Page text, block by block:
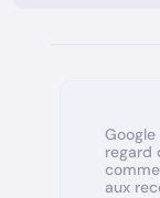
regard
aux